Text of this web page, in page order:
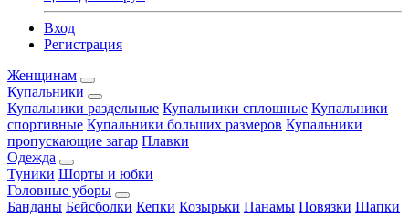
Вход
Регистрация
Женщинам
Купальники
Купальники раздельные Купальники сплошные Купальники
спортивные Купальники больших размеров Купальники
пропускающие загар Плавки
Одежда
Туники Шорты и юбки
Головные уборы
Банданы Бейсболки Кепки Козырьки Панамы Повязки Шапки